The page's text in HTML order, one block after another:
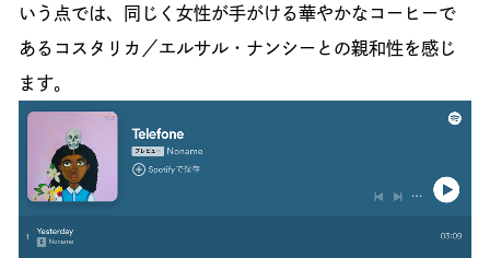
いう点では、同じく女性が手がける華やかなコーヒーで
あるコスタリカ／エルサル・ナンシーとの親和性を感じ
ます。